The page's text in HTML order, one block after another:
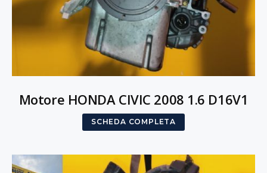
Motore HONDA CIVIC 2008 1.6 D16V1
SCHEDA COMPLETA